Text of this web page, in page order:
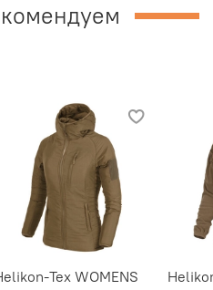
Tex WOMENS